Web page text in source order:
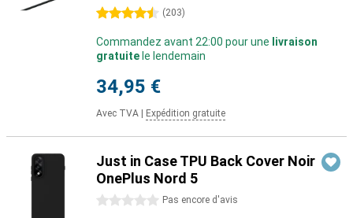
4.5 étoiles (203)
Commandez avant 22:00 pour une livraison
gratuite le lendemain
34,95 €
Avec TVA Expédition gratuite
Just in Case TPU Back Cover Noir
OnePlus Nord 5
0 étoiles Pas encore d'avis